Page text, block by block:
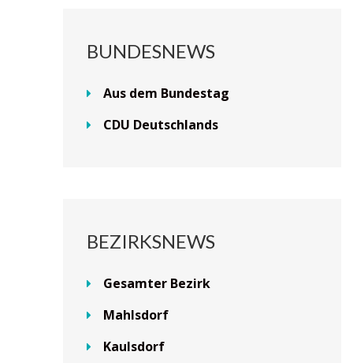
BUNDESNEWS
Aus dem Bundestag
CDU Deutschlands
BEZIRKSNEWS
Gesamter Bezirk
Mahlsdorf
Kaulsdorf